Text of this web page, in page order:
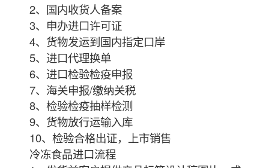
2、国内收货人备案
3、申办进口许可证
4、货物发运到国内指定口岸
5、进口代理换单
6、进口检验检疫申报
7、海关申报/缴纳关税
8、检验检疫抽样检测
9、货物放行运输入库
10、检验合格出证，上市销售
冷冻食品进口流程